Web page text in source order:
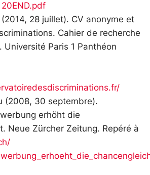
28 juillet). CV anonyme et
Cahier de recherche
Université Paris 1 Panthéon
(2008, 30 septembre).
erhöht die
Neue Zürcher Zeitung. Repéré à